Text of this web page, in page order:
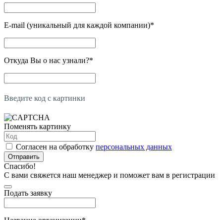
E-mail (уникальный для каждой компании)*
Откуда Вы о нас узнали?*
Введите код с картинки
Поменять картинку
Согласен на обработку персональных данных
Отправить
Спасибо!
С вами свяжется наш менеджер и поможет вам в регистрации
Подать заявку